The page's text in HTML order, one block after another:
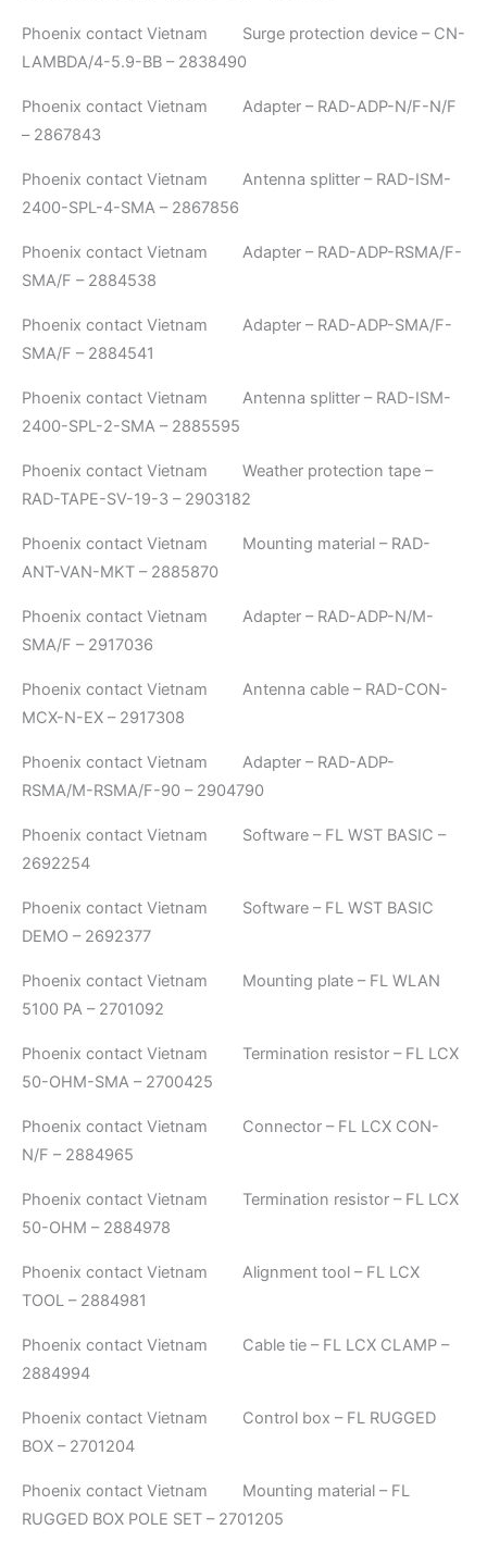
Phoenix contact Vietnam Surge protection device – CN-
LAMBDA/4-5.9-BB – 2838490
Phoenix contact Vietnam Adapter – RAD-ADP-N/F-N/F
– 2867843
Phoenix contact Vietnam Antenna splitter – RAD-ISM-
2400-SPL-4-SMA – 2867856
Phoenix contact Vietnam Adapter – RAD-ADP-RSMA/F-
SMA/F – 2884538
Phoenix contact Vietnam Adapter – RAD-ADP-SMA/F-
SMA/F – 2884541
Phoenix contact Vietnam Antenna splitter – RAD-ISM-
2400-SPL-2-SMA – 2885595
Phoenix contact Vietnam Weather protection tape –
RAD-TAPE-SV-19-3 – 2903182
Phoenix contact Vietnam Mounting material – RAD-
ANT-VAN-MKT – 2885870
Phoenix contact Vietnam Adapter – RAD-ADP-N/M-
SMA/F – 2917036
Phoenix contact Vietnam Antenna cable – RAD-CON-
MCX-N-EX – 2917308
Phoenix contact Vietnam Adapter – RAD-ADP-
RSMA/M-RSMA/F-90 – 2904790
Phoenix contact Vietnam Software – FL WST BASIC –
2692254
Phoenix contact Vietnam Software – FL WST BASIC
DEMO – 2692377
Phoenix contact Vietnam Mounting plate – FL WLAN
5100 PA – 2701092
Phoenix contact Vietnam Termination resistor – FL LCX
50-OHM-SMA – 2700425
Phoenix contact Vietnam Connector – FL LCX CON-
N/F – 2884965
Phoenix contact Vietnam Termination resistor – FL LCX
50-OHM – 2884978
Phoenix contact Vietnam Alignment tool – FL LCX
TOOL – 2884981
Phoenix contact Vietnam Cable tie – FL LCX CLAMP –
2884994
Phoenix contact Vietnam Control box – FL RUGGED
BOX – 2701204
Phoenix contact Vietnam Mounting material – FL
RUGGED BOX POLE SET – 2701205